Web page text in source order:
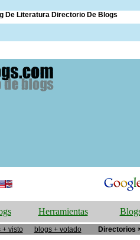
De Literatura Directorio De Blogs
Herramientas
+ visto blogs + votado
Directorios